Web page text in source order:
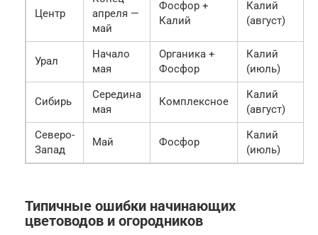
Центр
апреля —
май
Фосфор +
Калий
Калий
(август)
Урал
Начало
мая
Органика +
Фосфор
Калий
(июль)
Сибирь
Середина
мая
Комплексное
Калий
(август)
Северо-
Запад
Май Фосфор
Калий
(июль)
Типичные ошибки начинающих
цветоводов и огородников